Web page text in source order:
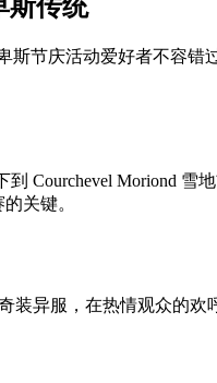
斯传统
斯节庆活动爱好者不
到 Courchevel Moriond
关键。
装异服，在热情观众的